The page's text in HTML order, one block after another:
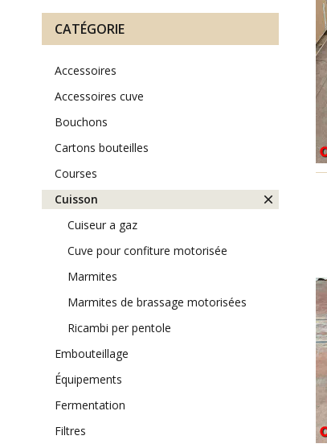
CATÉGORIE
accessoires
accessoires cuve
bouchons
cartons bouteilles
courses
cuisson
cuiseur a gaz
cuve pour confiture motorisée
marmites
marmites de brassage motorisées
ricambi per pentole
embouteillage
équipements
fermentation
filtres